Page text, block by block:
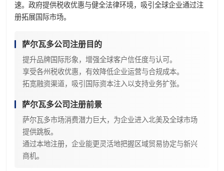
速。政府提供税收优惠与健全法律环境，吸引全球企业通过注
册拓展国际市场。
萨尔瓦多公司注册目的
提升品牌国际形象，增强全球客户信任度与认可。
享受各州税收优惠，有效降低企业运营与合规成本。
拓宽融资渠道，吸引国际资本注入以支持业务扩张。
萨尔瓦多公司注册前景
萨尔瓦多市场消费潜力巨大，为企业进入北美及全球市场
提供跳板。
通过本地注册，企业能更灵活地把握区域贸易协定与新兴
商机。